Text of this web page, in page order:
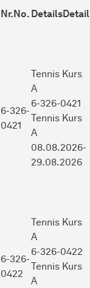
Nr.No. DetailsDetail
6-326-
0421
Tennis Kurs
A
6-326-0421
Tennis Kurs
A
08.08.2026-
29.08.2026
6-326-
0422
Tennis Kurs
A
6-326-0422
Tennis Kurs
A